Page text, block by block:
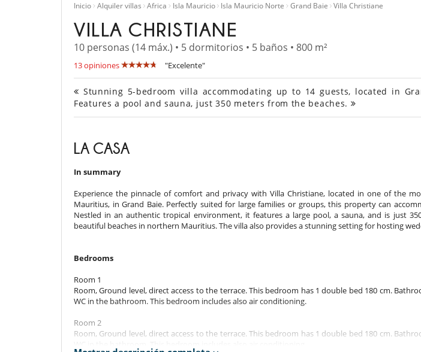
Inicio Alquiler villas Africa Isla Mauricio Isla Mauricio Norte Grand Baie Villa Christiane
VILLA CHRISTIANE
10 personas (14 máx.) • 5 dormitorios • 5 baños • 800 m²
13 opiniones "Excelente"
Stunning 5-bedroom villa accommodating up to 14 guests, located in
Features a pool and sauna, just 350 meters from the beaches.
LA CASA
In summary
Experience the pinnacle of comfort and privacy with Villa Christiane, located in one of the
Mauritius, in Grand Baie. Perfectly suited for large families or groups, this property can
Nestled in an authentic tropical environment, it features a large pool, a sauna, and is just
beautiful beaches in northern Mauritius. The villa also provides a stunning setting for hosting
Bedrooms
Room 1
Room, Ground level, direct access to the terrace. This bedroom has 1 double bed 180 cm.
WC in the bathroom. This bedroom includes also air conditioning.
Room 2
Room, Ground level, direct access to the terrace. This bedroom has 1 double bed 180 cm.